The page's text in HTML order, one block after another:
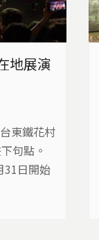
地展演
東鐵花村
句點。
31日開始
花村音